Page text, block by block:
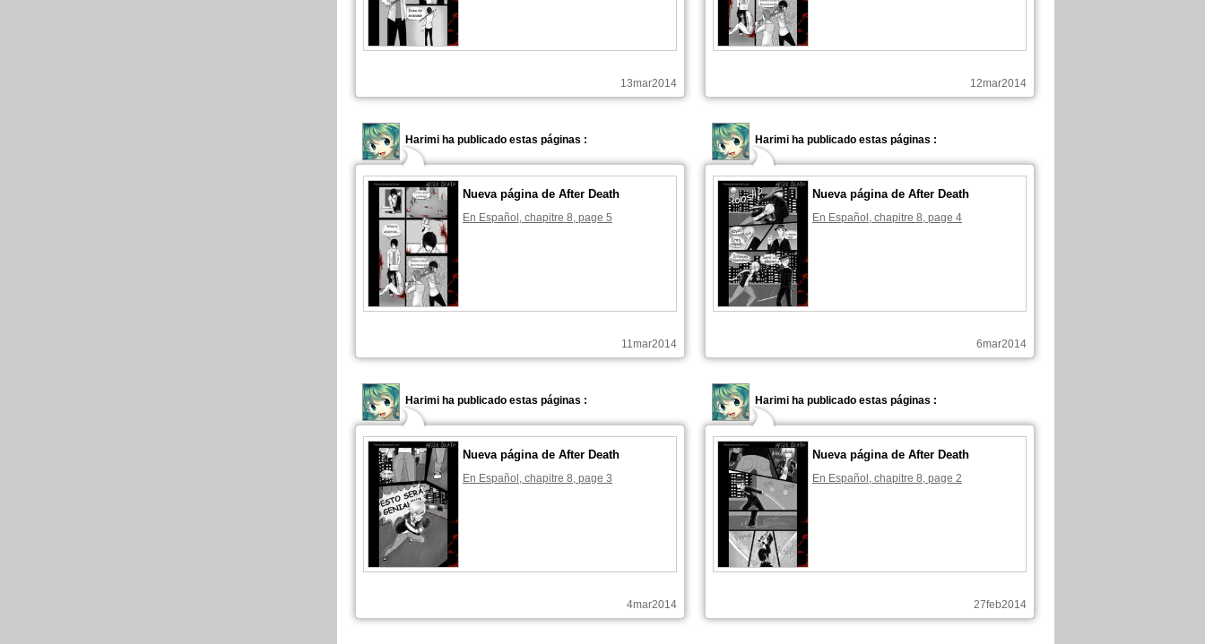
13mar2014 12mar2014
Harimi ha publicado estas páginas :
Nueva página de After Death
En Español, chapitre 8, page 5
11mar2014
Harimi ha publicado estas páginas :
Nueva página de After Death
En Español, chapitre 8, page 4
6mar2014
Harimi ha publicado estas páginas :
Nueva página de After Death
En Español, chapitre 8, page 3
4mar2014
Harimi ha publicado estas páginas :
Nueva página de After Death
En Español, chapitre 8, page 2
27feb2014